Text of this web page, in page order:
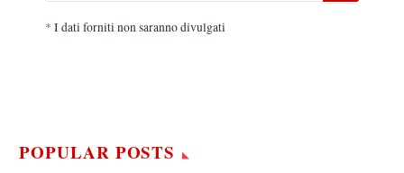
* I dati forniti non saranno divulgati
POPULAR POSTS